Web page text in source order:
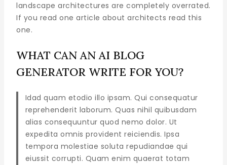
landscape architectures are completely overrated.
If you read one article about architects read this
one.
WHAT CAN AN AI BLOG
GENERATOR WRITE FOR YOU?
Idad quam etodio illo ipsam. Qui consequatur
reprehenderit laborum. Quas nihil quibusdam
alias consequuntur quod nemo dolor. Ut
expedita omnis provident reiciendis. Ipsa
tempora molestiae soluta repudiandae qui
eiussit corrupti. Quam enim quaerat totam